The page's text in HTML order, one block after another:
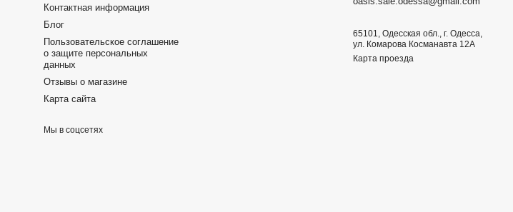
Контактная информация
Блог
Пользовательское соглашение
о защите персональных
данных
Отзывы о магазине
Карта сайта
Мы в соцсетях
65101, Одесская обл., г. Одесса,
ул. Комарова Косманавта 12А
Карта проезда